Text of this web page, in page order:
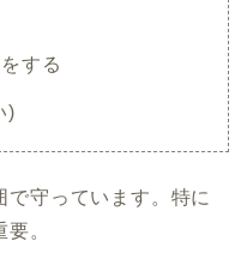
する
)
で守っています。特に
。